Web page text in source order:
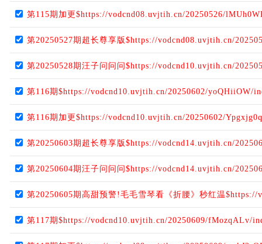
第115期加更$https://vodcnd08.uvjtih.cn/20250526/
第20250527期超长尊享版$https://vodcnd08.uvjtih.cn/
第20250528期汪子问问问$https://vodcnd10.uvjtih.cn/
第116期$https://vodcnd10.uvjtih.cn/20250602/yoQHiiOW/
第116期加更$https://vodcnd10.uvjtih.cn/20250602/
第20250603期超长尊享版$https://vodcnd14.uvjtih.cn/
第20250604期汪子问问问$https://vodcnd14.uvjtih.cn/
第20250605期高甜预警!毛毛雪琴看《折腰》秒红温
第117期$https://vodcnd10.uvjtih.cn/20250609/fMozqALv/